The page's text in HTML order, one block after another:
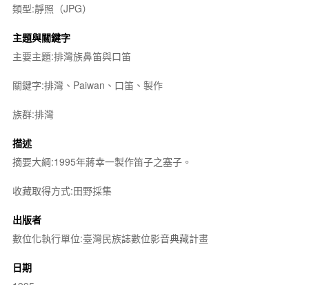
類型:靜照（JPG）
主題與關鍵字
主要主題:排灣族鼻笛與口笛
關鍵字:排灣、Paiwan、口笛、製作
族群:排灣
描述
摘要大綱:1995年蔣幸一製作笛子之塞子。
收藏取得方式:田野採集
出版者
數位化執行單位:臺灣民族誌數位影音典藏計畫
日期